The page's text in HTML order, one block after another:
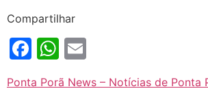
Compartilhar
Facebook
WhatsApp
Ponta Porã News – Notícias de Ponta